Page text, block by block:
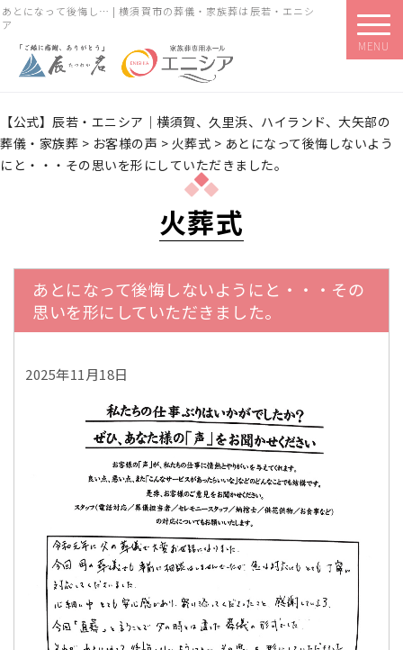
あとになって後悔し… | 横須賀市の葬儀・家族葬は辰若・エニシ
ア
MENU
【公式】辰若・エニシア｜横須賀、久里浜、ハイランド、大矢部の
葬儀・家族葬 > お客様の声 > 火葬式 > あとになって後悔しないよう
にと・・・その思いを形にしていただきました。
火葬式
あとになって後悔しないようにと・・・その
思いを形にしていただきました。
2025年11月18日